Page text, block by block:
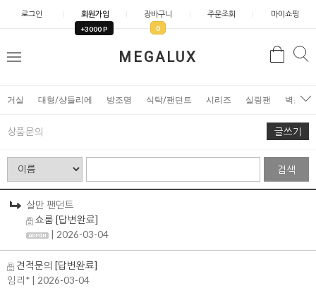
로그인 회원가입
+3000 P
장바구니
0
주문조회 마이쇼핑
MEGALUX
메
검
거실 대형/샹들리에 방조명 식탁/팬던트 시리즈 실링팬 벽조명
상품문의 글쓰기
검색
살만 팬던트
쇼룸 [답변완료]
| 2026-03-04
견적문의 [답변완료]
임리*
| 2026-03-04